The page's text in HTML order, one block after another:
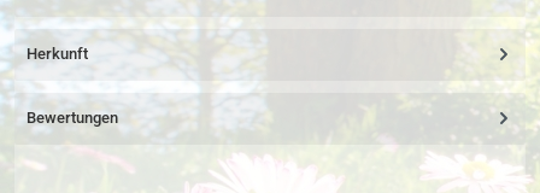
Herkunft
Bewertungen